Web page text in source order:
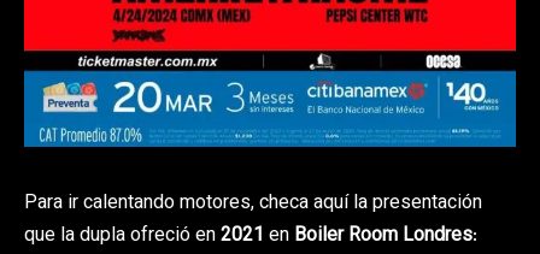
Para ir calentando motores, checa aquí la presentación
que la dupla ofreció en2021 en Boiler Room Londres: